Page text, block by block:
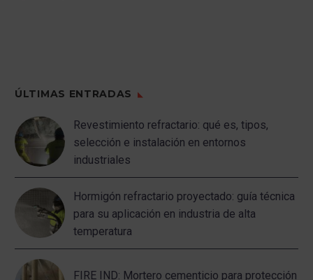
ÚLTIMAS ENTRADAS
Revestimiento refractario: qué es, tipos,
selección e instalación en entornos
industriales
Hormigón refractario proyectado: guía técnica
para su aplicación en industria de alta
temperatura
FIRE IND: Mortero cementicio para protección